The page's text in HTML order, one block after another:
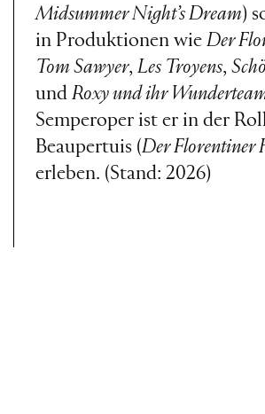
Midsummer Night’s Dream)
in Produktionen wie Der
Tom Sawyer, Les Troyens,
und Roxy und ihr
Semperoper ist er in der
Beaupertuis (Der Florentiner
erleben. (Stand: 2026)